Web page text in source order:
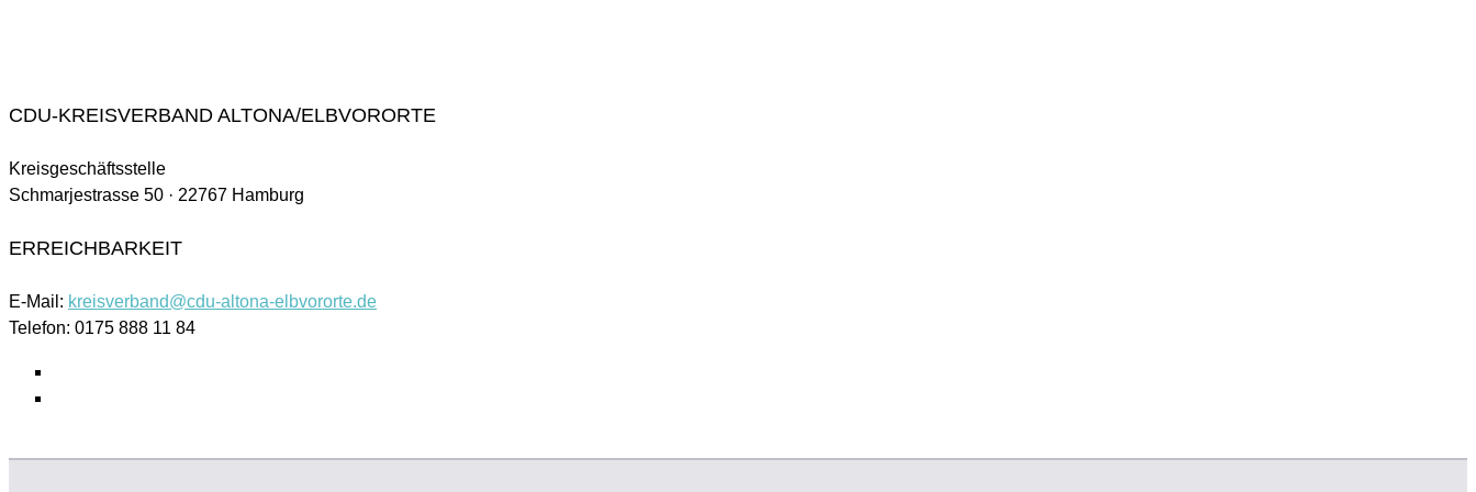
CDU-KREISVERBAND ALTONA/ELBVORORTE
Kreisgeschäftsstelle
Schmarjestrasse 50 · 22767 Hamburg
ERREICHBARKEIT
E-Mail: kreisverband@cdu-altona-elbvororte.de
Telefon: 0175 888 11 84